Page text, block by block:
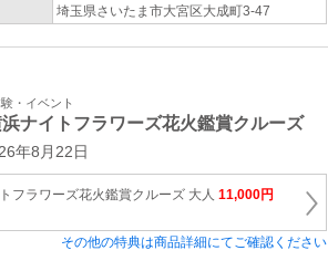
埼玉県さいたま市大宮区大成町3-47
・イベント
浜ナイトフラワーズ花火鑑賞クルーズ
年8月22日
フラワーズ花火鑑賞クルーズ 大人 11,000円
その他の特典は商品詳細にてご確認ください